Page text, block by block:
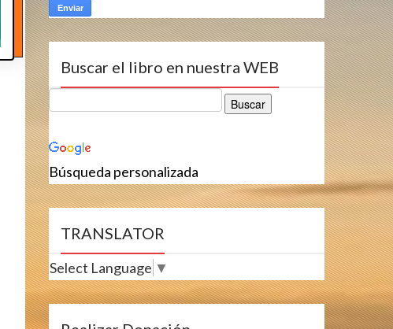
Buscar el libro en nuestra WEB
Búsqueda personalizada
TRANSLATOR
Select Language ▼